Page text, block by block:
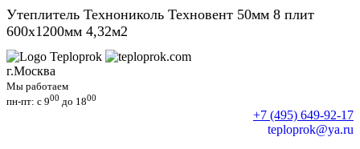
Утеплитель Технониколь Техновент 50мм 8 плит
600х1200мм 4,32м2
г.Москва
Мы работаем
пн-пт: c 900 до 1800
+7 (495) 649-92-17
teploprok@ya.ru